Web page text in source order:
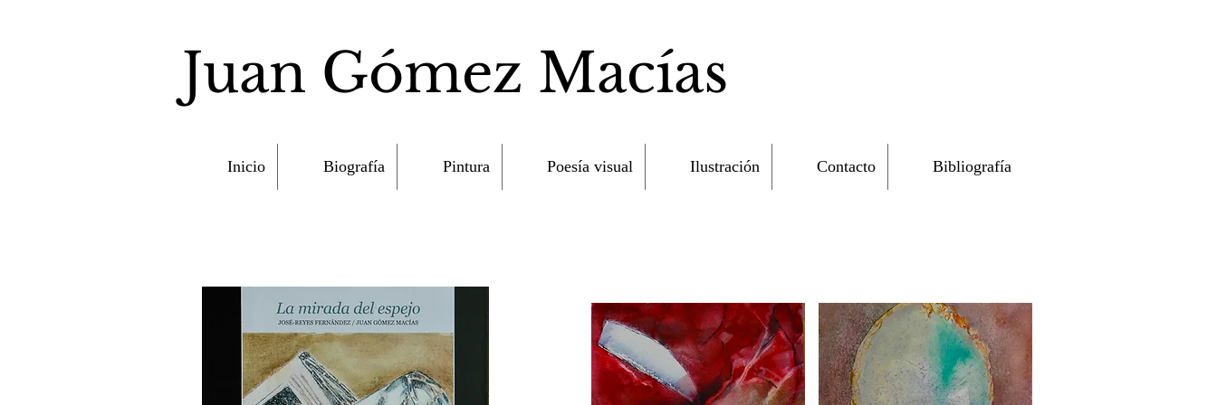
Juan Gómez Macías
Inicio Biografía Pintura Poesía visual Ilustración Contacto Bibliografía